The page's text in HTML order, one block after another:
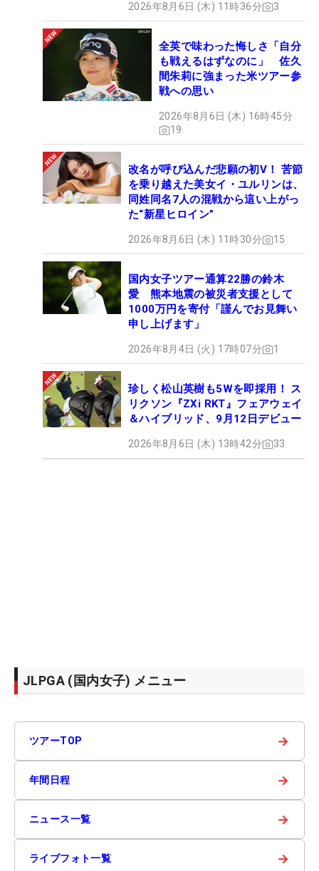
2026年8月6日 (木) 11時36分 3
全英で味わった悔しさ「自分
も戦えるはずなのに」 佐久
間朱莉に強まった米ツアー参
戦への思い
2026年8月6日 (木) 16時45分
19
改名が呼び込んだ悲願の初V！ 苦節
を乗り越えた美女イ・ユルリンは、
同姓同名7人の混戦から這い上がっ
た“新星ヒロイン”
2026年8月6日 (木) 11時30分 15
国内女子ツアー通算22勝の鈴木
愛 熊本地震の被災者支援として
1000万円を寄付「謹んでお見舞い
申し上げます」
2026年8月4日 (火) 17時07分 1
珍しく松山英樹も5Wを即採用！ ス
リクソン『ZXi RKT』フェアウェイ
＆ハイブリッド、9月12日デビュー
2026年8月6日 (木) 13時42分 33
JLPGA (国内女子) メニュー
ツアーTOP →
年間日程 →
ニュース一覧 →
ライブフォト一覧 →